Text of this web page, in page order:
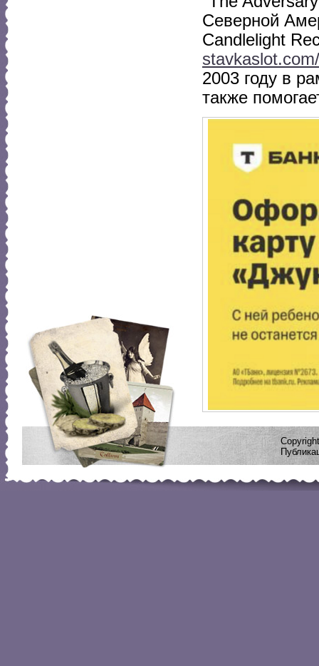
Северной
Candlelight
2003 году в
также